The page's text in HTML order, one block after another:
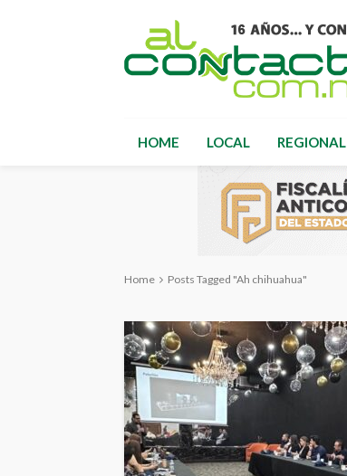
HOME LOCAL REGIONAL
Home Posts Tagged "Ah chihuahua"